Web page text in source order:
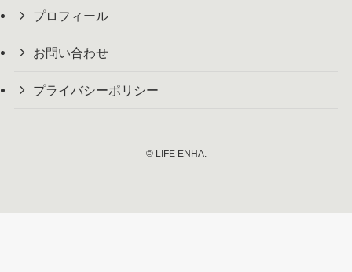
プロフィール
お問い合わせ
プライバシーポリシー
©LIFE ENHA.